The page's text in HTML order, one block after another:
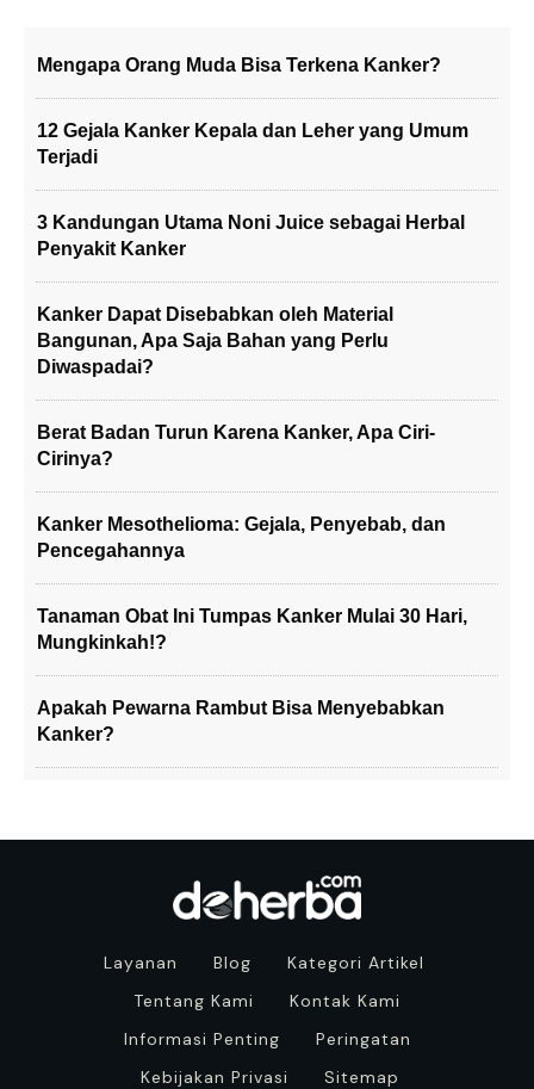
Mengapa Orang Muda Bisa Terkena Kanker?
12 Gejala Kanker Kepala dan Leher yang Umum
Terjadi
3 Kandungan Utama Noni Juice sebagai Herbal
Penyakit Kanker
Kanker Dapat Disebabkan oleh Material
Bangunan, Apa Saja Bahan yang Perlu
Diwaspadai?
Berat Badan Turun Karena Kanker, Apa Ciri-
Cirinya?
Kanker Mesothelioma: Gejala, Penyebab, dan
Pencegahannya
Tanaman Obat Ini Tumpas Kanker Mulai 30 Hari,
Mungkinkah!?
Apakah Pewarna Rambut Bisa Menyebabkan
Kanker?
Layanan Blog
Kategori Artikel
Tentang Kami
Kontak Kami
Informasi Penting
Peringatan
Kebijakan Privasi
Sitemap